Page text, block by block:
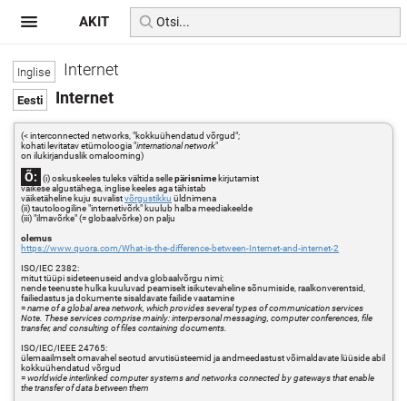
Internet
Internet
(< interconnected networks, "kokkuühendatud võrgud";
kohati levitatav etümoloogia "international network"
on ilukirjanduslik omalooming)
Õ: (i) oskuskeeles tuleks vältida sellepärisnimekirjutamist
väikese algustähega, inglise keeles aga tähistab
väiketäheline kuju suvalistvõrgustikku üldnimena
(ii) tautoloogiline "internetivõrk" kuulub halba meediakeelde
(iii) "ilmavõrke" (= globaalvõrke) on palju
olemus
https://www.quora.com/What-is-the-difference-between-Internet-and-internet-2
ISO/IEC 2382:
mitut tüüpi sideteenuseid andva globaalvõrgu nimi;
nende teenuste hulka kuuluvad peamiselt isikutevaheline sõnumiside, raalkonverentsid,
failiedastus ja dokumente sisaldavate failide vaatamine
=name of a global area network, which provides several types of communication services
Note. These services comprise mainly: interpersonal messaging, computer conferences, file
transfer, and consulting of files containing documents.
ISO/IEC/IEEE 24765:
ülemaailmselt omavahel seotud arvutisüsteemid ja andmeedastust võimaldavate lüüside abil
kokkuühendatud võrgud
=worldwide interlinked computer systems and networks connected by gateways that enable
the transfer of data between them
AKIT